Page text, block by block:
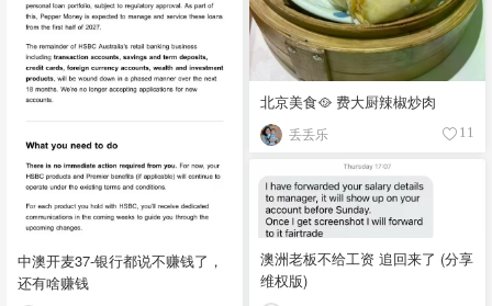
北京美食🥘 费大厨辣椒炒肉
丢丢乐 11
中澳开麦37-银行都说不赚钱了，
还有啥赚钱
澳洲老板不给工资 追回来了 (分享
维权版)